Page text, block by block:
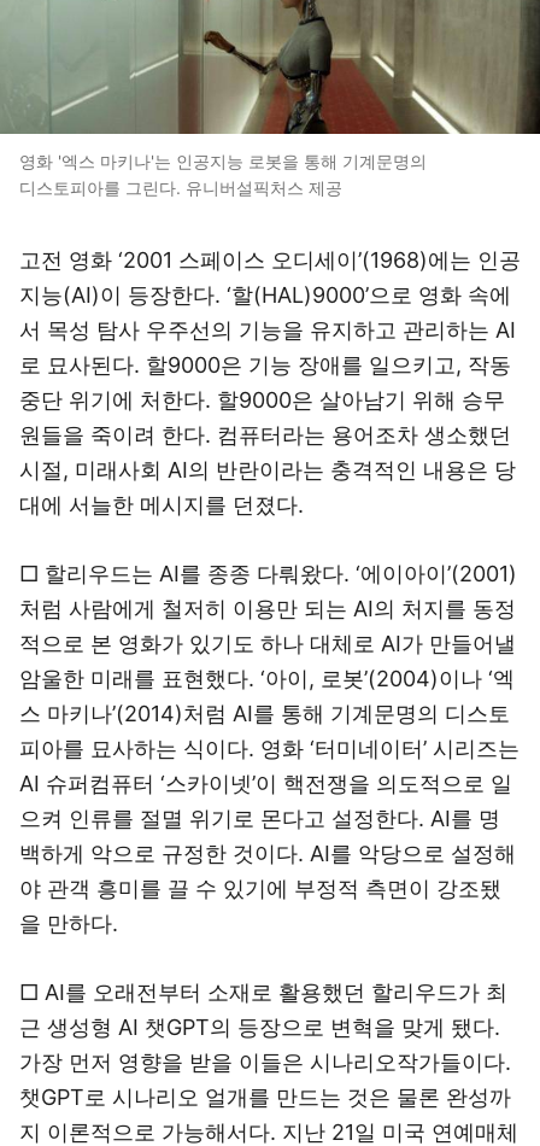
영화 '엑스 마키나'는 인공지능 로봇을 통해 기계문명의
디스토피아를 그린다. 유니버설픽처스 제공
고전 영화 ‘2001 스페이스 오디세이’(1968)에는 인공
지능(AI)이 등장한다. ‘할(HAL)9000’으로 영화 속에
서 목성 탐사 우주선의 기능을 유지하고 관리하는 AI
로 묘사된다. 할9000은 기능 장애를 일으키고, 작동
중단 위기에 처한다. 할9000은 살아남기 위해 승무
원들을 죽이려 한다. 컴퓨터라는 용어조차 생소했던
시절, 미래사회 AI의 반란이라는 충격적인 내용은 당
대에 서늘한 메시지를 던졌다.
□ 할리우드는 AI를 종종 다뤄왔다. ‘에이아이’(2001)
처럼 사람에게 철저히 이용만 되는 AI의 처지를 동정
적으로 본 영화가 있기도 하나 대체로 AI가 만들어낼
암울한 미래를 표현했다. ‘아이, 로봇’(2004)이나 ‘엑
스 마키나’(2014)처럼 AI를 통해 기계문명의 디스토
피아를 묘사하는 식이다. 영화 ‘터미네이터’ 시리즈는
AI 슈퍼컴퓨터 ‘스카이넷’이 핵전쟁을 의도적으로 일
으켜 인류를 절멸 위기로 몬다고 설정한다. AI를 명
백하게 악으로 규정한 것이다. AI를 악당으로 설정해
야 관객 흥미를 끌 수 있기에 부정적 측면이 강조됐
을 만하다.
□ AI를 오래전부터 소재로 활용했던 할리우드가 최
근 생성형 AI 챗GPT의 등장으로 변혁을 맞게 됐다.
가장 먼저 영향을 받을 이들은 시나리오작가들이다.
챗GPT로 시나리오 얼개를 만드는 것은 물론 완성까
지 이론적으로 가능해서다. 지난 21일 미국 연예매체